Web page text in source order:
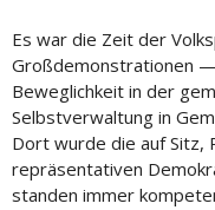
Es war die Zeit der
Großdemonstrationen
Beweglichkeit in der
Selbstverwaltung in
Dort wurde die auf Sitz,
repräsentativen
standen immer